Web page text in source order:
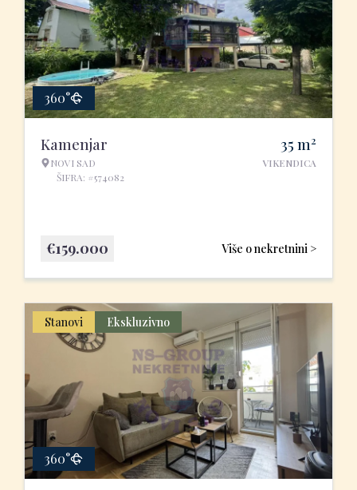
360°
Kamenjar
NOVI SAD
ŠIFRA: #574082
35 m2
VIKENDICA
Više o nekretnini >
€159.000
Stanovi Ekskluzivno
360°